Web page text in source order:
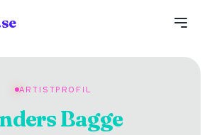
ARTISTPROFIL
Bagge